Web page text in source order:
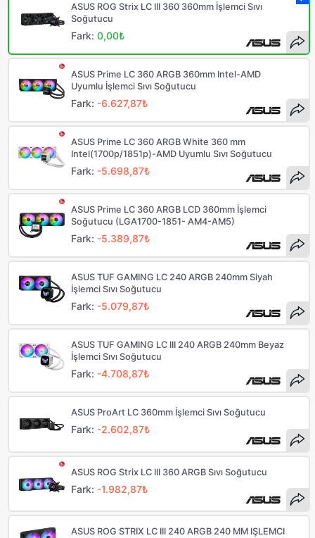
ASUS ROG Strix LC III 360 360mm İşlemci Sıvı
Soğutucu
Fark:0,00₺
ASUS Prime LC 360 ARGB 360mm Intel-AMD
Uyumlu İşlemci Sıvı Soğutucu
Fark: -6.627,87₺
ASUS Prime LC 360 ARGB White 360 mm
Intel(1700p/1851p)-AMD Uyumlu Sıvı Soğutucu
Fark: -5.698,87₺
ASUS Prime LC 360 ARGB LCD 360mm İşlemci
Soğutucu (LGA1700-1851- AM4-AM5)
Fark: -5.389,87₺
ASUS TUF GAMING LC 240 ARGB 240mm Siyah
İşlemci Sıvı Soğutucu
Fark: -5.079,87₺
ASUS TUF GAMING LC III 240 ARGB 240mm Beyaz
İşlemci Sıvı Soğutucu
Fark: -4.708,87₺
ASUS ProArt LC 360mm İşlemci Sıvı Soğutucu
Fark: -2.602,87₺
ASUS ROG Strix LC III 360 ARGB Sıvı Soğutucu
Fark: -1.982,87₺
ASUS ROG STRIX LC III 240 ARGB 240 MM IŞLEMCI